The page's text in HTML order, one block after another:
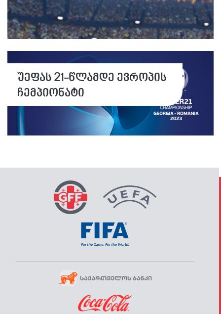
უეფას 21-წლამდე ევროპის
ჩემპიონატი